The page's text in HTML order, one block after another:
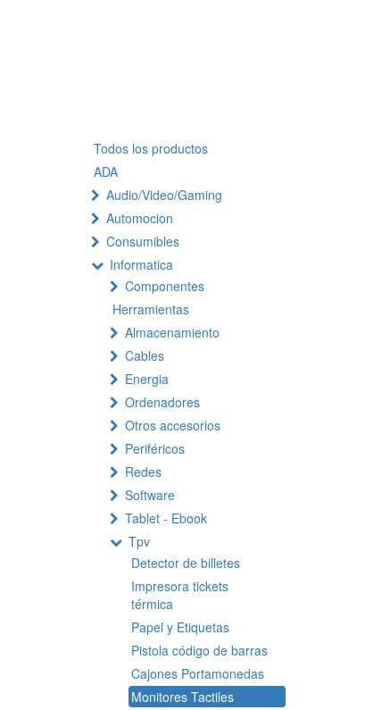
Todos los productos
ADA
Audio/Video/Gaming
Automocion
Consumibles
Informatica
Componentes
Herramientas
Almacenamiento
Cables
Energia
Ordenadores
Otros accesorios
Periféricos
Redes
Software
Tablet - Ebook
Tpv
Detector de billetes
Impresora tickets
térmica
Papel y Etiquetas
Pistola código de barras
Cajones Portamonedas
Monitores Tactiles